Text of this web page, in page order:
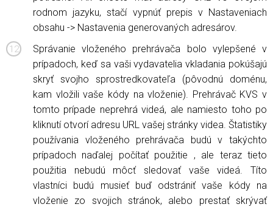
rodnom jazyku, stačí vypnúť prepis v Nastaveniach
obsahu -> Nastavenia generovaných adresárov.
Správanie vloženého prehrávača bolo vylepšené v
prípadoch, keď sa vaši vydavatelia vkladania pokúšajú
skryť svojho sprostredkovateľa (pôvodnú doménu,
kam vložili vaše kódy na vloženie). Prehrávač KVS v
tomto prípade neprehrá videá, ale namiesto toho po
kliknutí otvorí adresu URL vašej stránky videa. Štatistiky
používania vloženého prehrávača budú v takýchto
prípadoch naďalej počítať použitie , ale teraz tieto
použitia nebudú môcť sledovať vaše videá. Títo
vlastníci budú musieť buď odstrániť vaše kódy na
vloženie zo svojich stránok, alebo prestať skrývať